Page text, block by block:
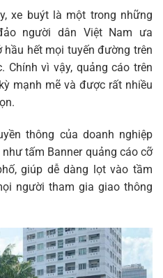
xe buýt là một trong những
người dân Việt Nam ưa
hết mọi tuyến đường trên
Chính vì vậy, quảng cáo trên
mạnh mẽ và được rất nhiều
thông của doanh nghiệp
tấm Banner quảng cáo cỡ
giúp dễ dàng lọt vào tầm
người tham gia giao thông